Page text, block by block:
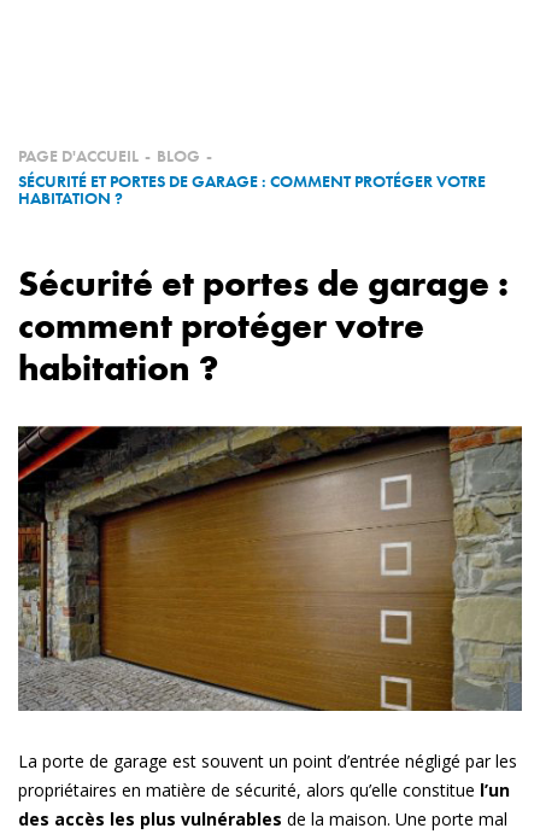
NOS RÉALISATIONS
DEVENEZ PARTENAIRE
CONTACT
PAGE D'ACCUEIL - BLOG -
SÉCURITÉ ET PORTES DE GARAGE : COMMENT PROTÉGER VOTRE
HABITATION ?
Sécurité et portes de garage :
comment protéger votre
habitation ?
La porte de garage est souvent un point d’entrée négligé par les
propriétaires en matière de sécurité, alors qu’elle constitue l’un
des accès les plus vulnérables de la maison. Une porte mal